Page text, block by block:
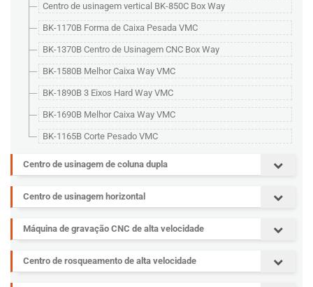
Centro de usinagem vertical BK-850C Box Way
BK-1170B Forma de Caixa Pesada VMC
BK-1370B Centro de Usinagem CNC Box Way
BK-1580B Melhor Caixa Way VMC
BK-1890B 3 Eixos Hard Way VMC
BK-1690B Melhor Caixa Way VMC
BK-1165B Corte Pesado VMC
Centro de usinagem de coluna dupla
Centro de usinagem horizontal
Máquina de gravação CNC de alta velocidade
Centro de rosqueamento de alta velocidade